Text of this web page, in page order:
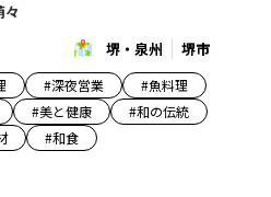
々
堺・泉州 堺市
#深夜営業 #魚料理
#美と健康 #和の伝統
#和食